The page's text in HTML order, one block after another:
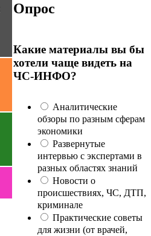
Опрос
Какие материалы вы бы
хотели чаще видеть на
ЧС-ИНФО?
Аналитические
обзоры по разным сферам
экономики
Развернутые
интервью с экспертами в
разных областях знаний
Новости о
происшествиях, ЧС, ДТП,
криминале
Практические советы
для жизни (от врачей,